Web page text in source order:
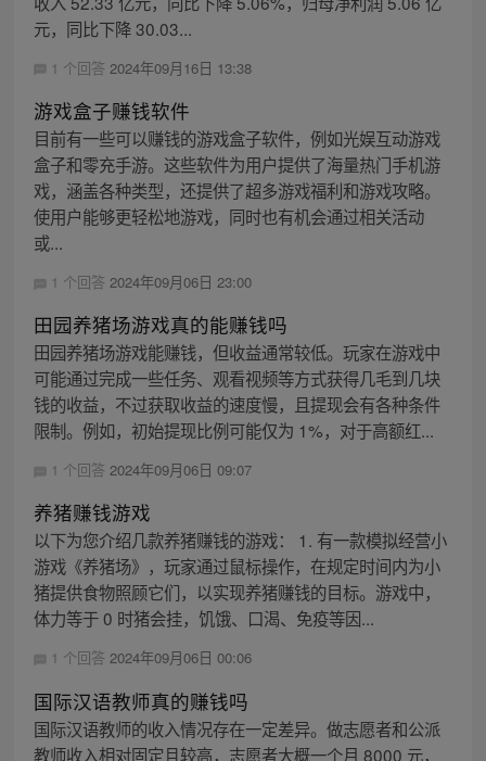
元，同比下降 30.03...
1 个回答 2024年09月16日 13:38
游戏盒子赚钱软件
目前有一些可以赚钱的游戏盒子软件，例如光娱互动游戏
盒子和零充手游。这些软件为用户提供了海量热门手机游
戏，涵盖各种类型，还提供了超多游戏福利和游戏攻略。
使用户能够更轻松地游戏，同时也有机会通过相关活动
或...
1 个回答 2024年09月06日 23:00
田园养猪场游戏真的能赚钱吗
田园养猪场游戏能赚钱，但收益通常较低。玩家在游戏中
可能通过完成一些任务、观看视频等方式获得几毛到几块
钱的收益，不过获取收益的速度慢，且提现会有各种条件
限制。例如，初始提现比例可能仅为 1%，对于高额红...
1 个回答 2024年09月06日 09:07
养猪赚钱游戏
以下为您介绍几款养猪赚钱的游戏： 1. 有一款模拟经营小
游戏《养猪场》，玩家通过鼠标操作，在规定时间内为小
猪提供食物照顾它们，以实现养猪赚钱的目标。游戏中，
体力等于 0 时猪会挂，饥饿、口渴、免疫等因...
1 个回答 2024年09月06日 00:06
国际汉语教师真的赚钱吗
国际汉语教师的收入情况存在一定差异。做志愿者和公派
教师收入相对固定且较高，志愿者大概一个月 8000 元，